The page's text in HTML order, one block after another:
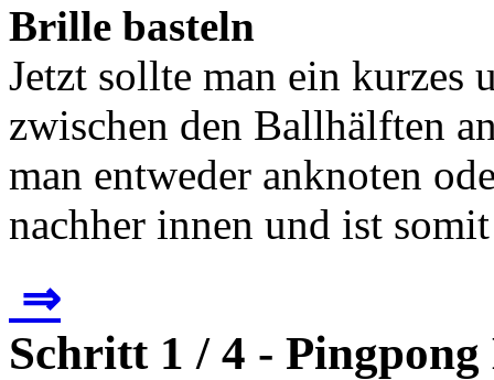
Brille basteln
Jetzt sollte man ein kurzes
zwischen den Ballhälften
man entweder anknoten
nachher innen und ist
⇒
Schritt 1 / 4 - Pingpong